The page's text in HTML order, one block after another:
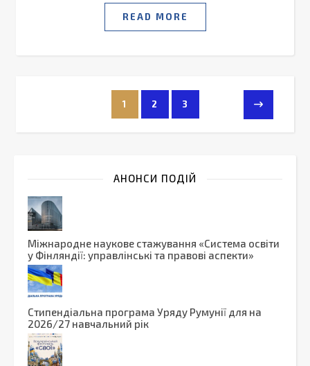
READ MORE
1 2 3
АНОНСИ ПОДІЙ
Міжнародне наукове стажування «Система освіти
у Фінляндії: управлінські та правові аспекти»
Стипендіальна програма Уряду Румунії для на
2026/27 навчальний рік